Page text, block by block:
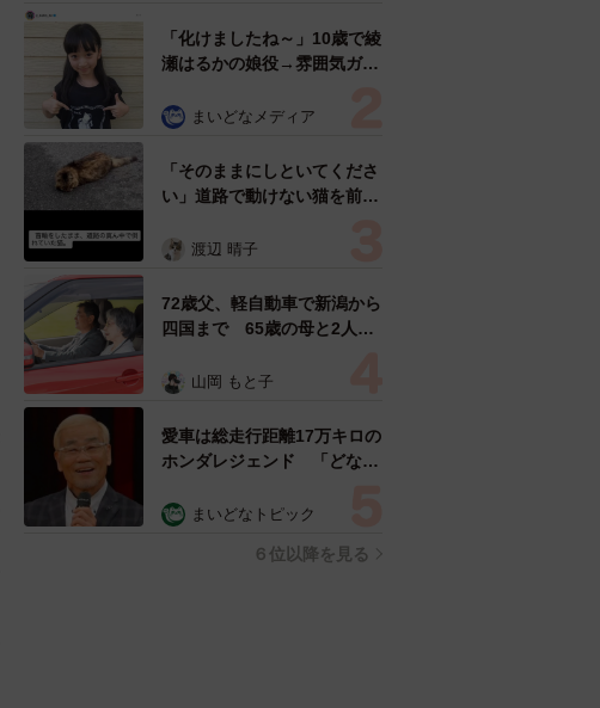
「化けましたね～」10歳で綾
瀬はるかの娘役→雰囲気ガラ
雰囲気が」「宝塚に入れそ
まいどなメディア
「そのままにしといてくださ
い」道路で動けない猫を前に
ようとした4日間 「命の重
表の訴え
渡辺 晴子
72歳父、軽自動車で新潟から
四国まで 65歳の母と2人で
憩まで分刻み… 「大学生で
山岡 もと子
愛車は総走行距離17万キロの
ホンダレジェンド 「どなた
所漫才師が譲渡の意向
まいどなトピック
６位以降を見る